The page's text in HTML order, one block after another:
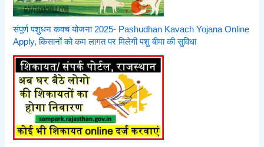
संपूर्ण पशुधन कवच योजना 2025- Pashudhan Kavach Yojana Online
Apply, किसानों को कम लागत पर मिलेगी पशु बीमा की सुविधा